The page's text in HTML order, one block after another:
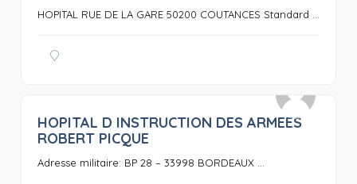
HOPITAL RUE DE LA GARE 50200 COUTANCES Standard ...
0
HOPITAL D INSTRUCTION DES ARMEES
ROBERT PICQUE
Adresse militaire: BP 28 – 33998 BORDEAUX ...